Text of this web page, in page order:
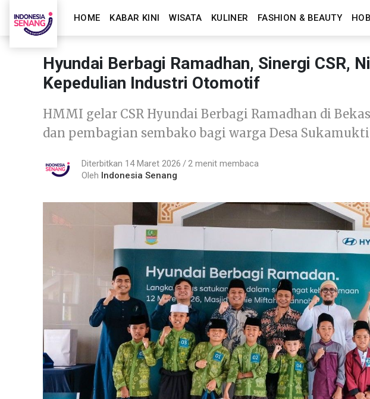
HOME KABAR KINI WISATA KULINER FASHION & BEAUTY
Hyundai Berbagi Ramadhan, Sinergi CSR,
Kepedulian Industri Otomotif
HMMI gelar CSR Hyundai Berbagi Ramadhan di
dan pembagian sembako bagi warga Desa Sukamukti
Diterbitkan 14 Maret 2026
2 menit membaca
Oleh Indonesia Senang